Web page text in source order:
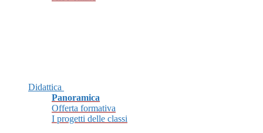
Didattica
Panoramica
Offerta formativa
I progetti delle classi